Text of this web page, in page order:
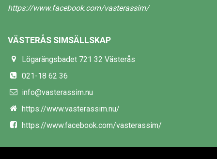
https://www.facebook.com/vasterassim/
VÄSTERÅS SIMSÄLLSKAP
Lögarängsbadet 721 32 Västerås
021-18 62 36
info@vasterassim.nu
https://www.vasterassim.nu/
https://www.facebook.com/vasterassim/